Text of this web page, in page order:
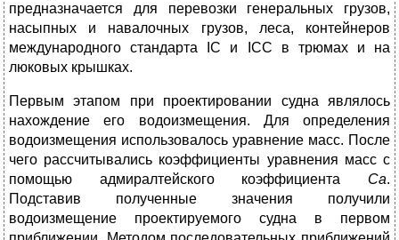
предназначается для перевозки генеральных грузов,
насыпных и навалочных грузов, леса, контейнеров
международного стандарта IC и ICC в трюмах и на
люковых крышках.
Первым этапом при проектировании судна являлось
нахождение его водоизмещения. Для определения
водоизмещения использовалось уравнение масс. После
чего рассчитывались коэффициенты уравнения масс с
помощью адмиралтейского коэффициента Са.
Подставив полученные значения получили
водоизмещение проектируемого судна в первом